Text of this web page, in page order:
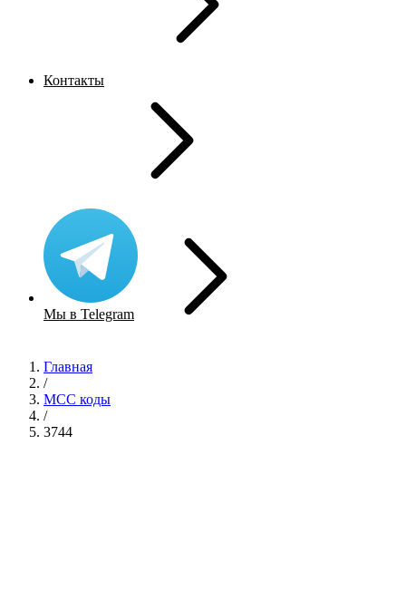
Контакты
Мы в Telegram
Главная
/
MCC коды
/
3744